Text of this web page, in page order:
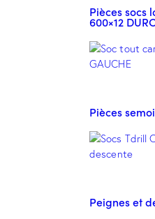
Pièces socs
600×12
Pièces
Peignes et